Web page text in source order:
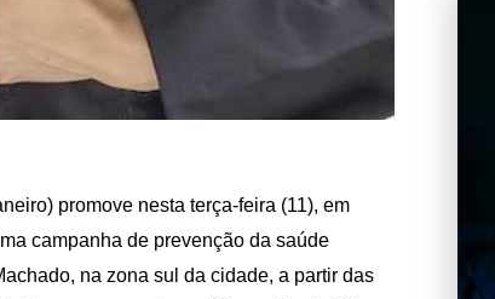
promove nesta terça-feira (11), em
campanha de prevenção da saúde
na zona sul da cidade, a partir das